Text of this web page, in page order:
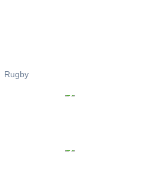
Rugby